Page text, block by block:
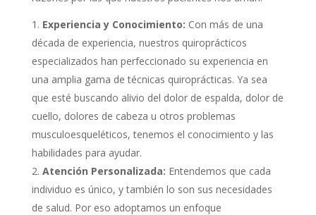
Experiencia y Conocimiento: Con más de una
década de experiencia, nuestros quiroprácticos
especializados han perfeccionado su experiencia en
una amplia gama de técnicas quiroprácticas. Ya sea
que esté buscando alivio del dolor de espalda, dolor de
cuello, dolores de cabeza u otros problemas
musculoesqueléticos, tenemos el conocimiento y las
habilidades para ayudar.
Atención Personalizada: Entendemos que cada
individuo es único, y también lo son sus necesidades
de salud. Por eso adoptamos un enfoque